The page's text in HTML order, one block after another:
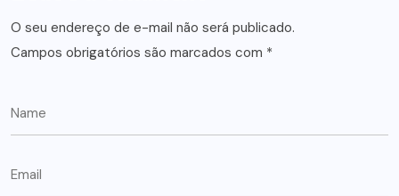
O seu endereço de e-mail não será publicado.
Campos obrigatórios são marcados com *